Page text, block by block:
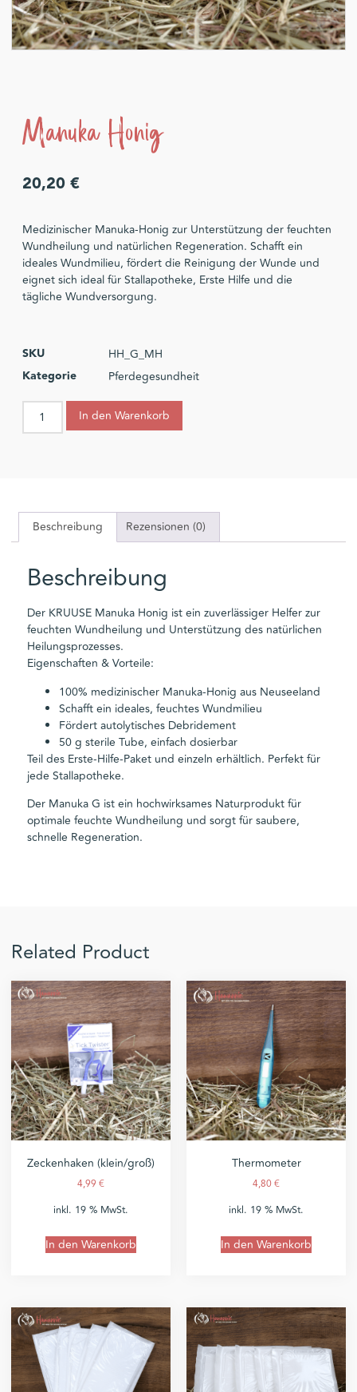
Manuka Honig
20,20€
Medizinischer Manuka-Honig zur Unterstützung der feuchten
Wundheilung und natürlichen Regeneration. Schafft ein
ideales Wundmilieu, fördert die Reinigung der Wunde und
eignet sich ideal für Stallapotheke, Erste Hilfe und die
tägliche Wundversorgung.
SKU HH_G_MH
Kategorie Pferdegesundheit
In den Warenkorb
Beschreibung Rezensionen (0)
Beschreibung
Der KRUUSE Manuka Honig ist ein zuverlässiger Helfer zur
feuchten Wundheilung und Unterstützung des natürlichen
Heilungsprozesses.
Eigenschaften & Vorteile:
100% medizinischer Manuka-Honig aus Neuseeland
Schafft ein ideales, feuchtes Wundmilieu
Fördert autolytisches Debridement
50 g sterile Tube, einfach dosierbar
Teil des Erste-Hilfe-Paket und einzeln erhältlich. Perfekt für
jede Stallapotheke.
Der Manuka G ist ein hochwirksames Naturprodukt für
optimale feuchte Wundheilung und sorgt für saubere,
schnelle Regeneration.
Related Product
Zeckenhaken (klein/groß)
4,99 €
inkl. 19 % MwSt.
In den Warenkorb
Thermometer
4,80€
inkl. 19 % MwSt.
In den Warenkorb